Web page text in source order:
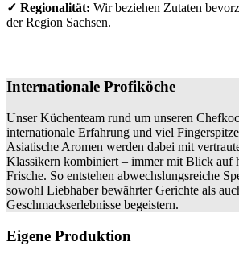
✓ Regionalität: Wir beziehen Zutaten
der Region Sachsen.
Internationale Profiköche
Unser Küchenteam rund um unseren
internationale Erfahrung und viel
Asiatische Aromen werden dabei mit
Klassikern kombiniert – immer mit Blick auf
Frische. So entstehen abwechslungsreiche
sowohl Liebhaber bewährter Gerichte als
Geschmackserlebnisse begeistern.
Eigene Produktion